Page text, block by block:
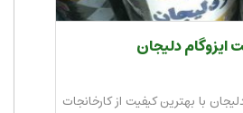
ایزوگام دلیجان
با بهترین کیفیت از کارخانجات